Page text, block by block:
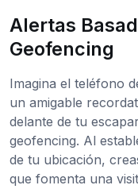
Alertas
Geofencing
Imagina el teléfono
un amigable
delante de tu
geofencing. Al
de tu ubicación,
que fomenta una